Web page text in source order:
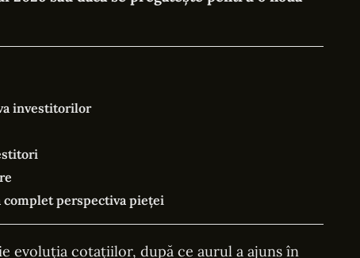
investitorilor
complet perspectiva pieței
evoluția cotațiilor, după ce aurul a ajuns în